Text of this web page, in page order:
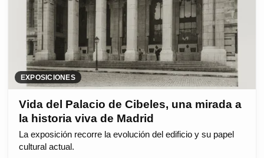
EXPOSICIONES
Vida del Palacio de Cibeles, una mirada a
la historia viva de Madrid
La exposición recorre la evolución del edificio y su papel
cultural actual.